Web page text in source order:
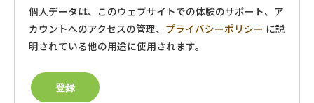
個人データは、このウェブサイトでの体験のサポート、ア
カウントへのアクセスの管理、 プライバシーポリシー に説
明されている他の用途に使用されます。
登録